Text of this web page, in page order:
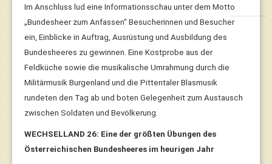
Im Anschluss lud eine Informationsschau unter dem Motto
„Bundesheer zum Anfassen“ Besucherinnen und Besucher
ein, Einblicke in Auftrag, Ausrüstung und Ausbildung des
Bundesheeres zu gewinnen. Eine Kostprobe aus der
Feldküche sowie die musikalische Umrahmung durch die
Militärmusik Burgenland und die Pittentaler Blasmusik
rundeten den Tag ab und boten Gelegenheit zum Austausch
zwischen Soldaten und Bevölkerung.
WECHSELLAND 26: Eine der größten Übungen des
Österreichischen Bundesheeres im heurigen Jahr